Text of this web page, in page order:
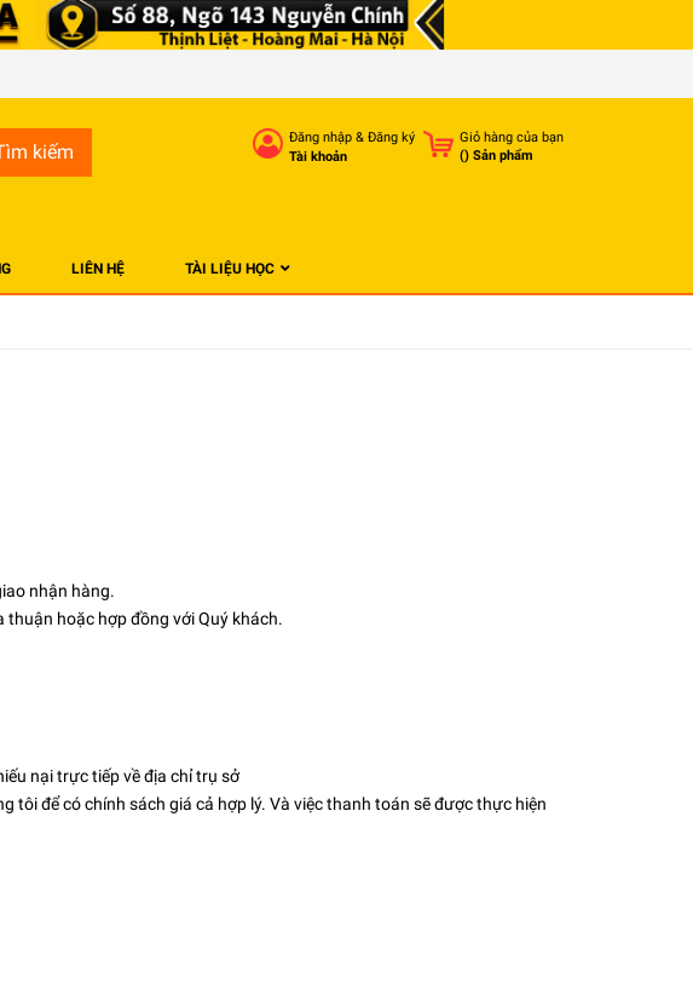
kiếm
Đăng nhập& Đăng ký
Tài khoản
Giỏ hàng của bạn
() Sản phẩm
LIÊN HỆ TÀI LIỆU HỌC
nhận hàng.
hoặc hợp đồng với Quý khách.
nại trực tiếp về địa chỉ trụ sở
tôi để có chính sách giá cả hợp lý. Và việc thanh toán sẽ được thực hiện